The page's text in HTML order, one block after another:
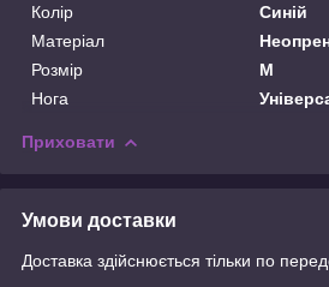
Колір
Синій
Матеріал
Розмір
M
Нога
Приховати
Умови доставки
Доставка здійснюється тільки по